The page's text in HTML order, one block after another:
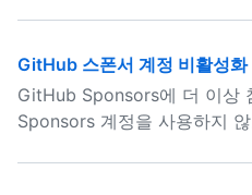
GitHub 스폰서 계정 비활성화
GitHub Sponsors에 더 이상
Sponsors 계정을 사용하지